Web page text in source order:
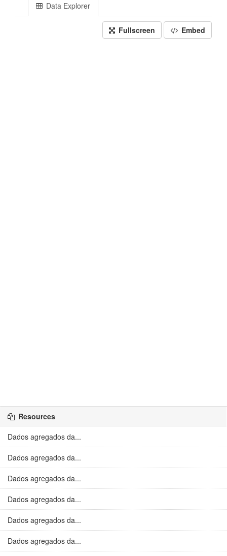
Data Explorer
Fullscreen Embed
Resources
Dados agregados da...
Dados agregados da...
Dados agregados da...
Dados agregados da...
Dados agregados da...
Dados agregados da...